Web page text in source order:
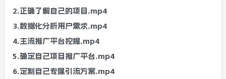
2.正确了解自己的项目.mp4
3.数据化分析用户需求.mp4
4.主流推广平台挖掘.mp4
5.确定自己项目推广平台.mp4
6.定制自己专属引流方案.mp4